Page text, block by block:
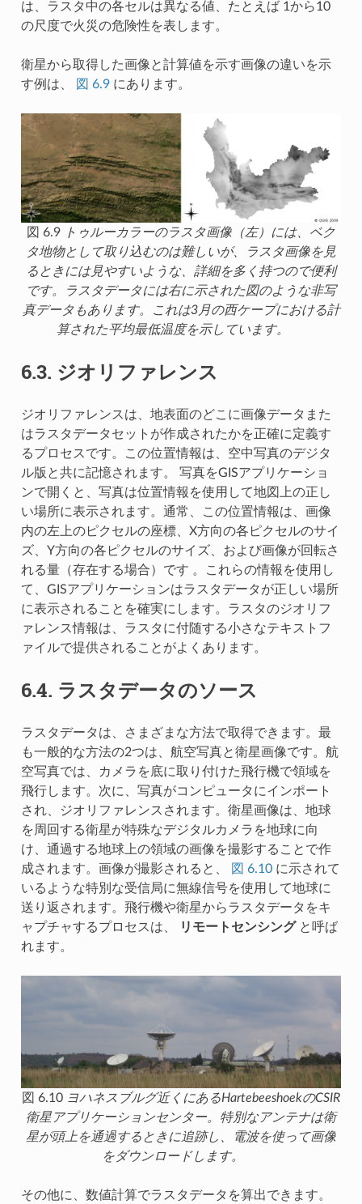
は、ラスタ中の各セルは異なる値、たとえば 1から10
の尺度で火災の危険性を表します。
衛星から取得した画像と計算値を示す画像の違いを示
す例は、
図 6.9にあります。
図 6.9
トゥルーカラーのラスタ画像（左）には、ベク
タ地物として取り込むのは難しいが、ラスタ画像を見
るときには見やすいような、詳細を多く持つので便利
です。ラスタデータには右に示された図のような非写
真データもあります。これは3月の西ケープにおける計
算された平均最低温度を示しています。
6.3. ジオリファレンス
ジオリファレンスは、地表面のどこに画像データまた
はラスタデータセットが作成されたかを正確に定義す
るプロセスです。この位置情報は、空中写真のデジタ
ル版と共に記憶されます。 写真をGISアプリケーショ
ンで開くと、写真は位置情報を使用して地図上の正し
い場所に表示されます。通常、この位置情報は、画像
内の左上のピクセルの座標、X方向の各ピクセルのサイ
ズ、Y方向の各ピクセルのサイズ、および画像が回転さ
れる量（存在する場合）です 。これらの情報を使用し
て、GISアプリケーションはラスタデータが正しい場所
に表示されることを確実にします。ラスタのジオリフ
ァレンス情報は、ラスタに付随する小さなテキストフ
ァイルで提供されることがよくあります。
6.4. ラスタデータのソース
ラスタデータは、さまざまな方法で取得できます。最
も一般的な方法の2つは、航空写真と衛星画像です。航
空写真では、カメラを底に取り付けた飛行機で領域を
飛行します。次に、写真がコンピュータにインポート
され、ジオリファレンスされます。衛星画像は、地球
を周回する衛星が特殊なデジタルカメラを地球に向
け、通過する地球上の領域の画像を撮影することで作
成されます。画像が撮影されると、
図 6.10に示されて
いるような特別な受信局に無線信号を使用して地球に
送り返されます。飛行機や衛星からラスタデータをキ
ャプチャするプロセスは、
リモートセンシングと呼ば
れます。
図 6.10 ヨハネスブルグ近くにあるHartebeeshoekのCSIR
衛星アプリケーションセンター。特別なアンテナは衛
星が頭上を通過するときに追跡し、電波を使って画像
をダウンロードします。
その他に、数値計算でラスタデータを算出できます。